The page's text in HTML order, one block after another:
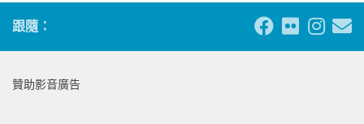
跟隨：
贊助影音廣告